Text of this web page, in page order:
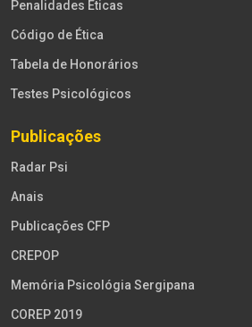
Penalidades Éticas
Código de Ética
Tabela de Honorários
Testes Psicológicos
Publicações
Radar Psi
Anais
Publicações CFP
CREPOP
Memória Psicológia Sergipana
COREP 2019